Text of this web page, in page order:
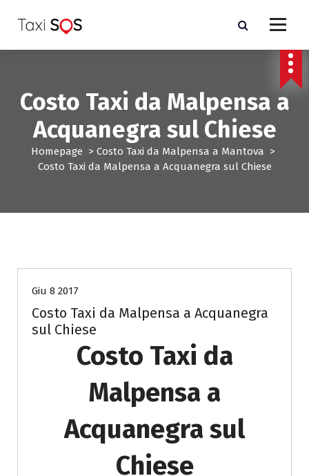
a
Costo Taxi da Malpensa a
Acquanegra sul Chiese
Homepage > Costo Taxi da Malpensa a Mantova >
Costo Taxi da Malpensa a Acquanegra sul Chiese
Giu 8 2017
Costo Taxi da Malpensa a Acquanegra
sul Chiese
Costo Taxi da
Malpensa a
Acquanegra sul
Chiese